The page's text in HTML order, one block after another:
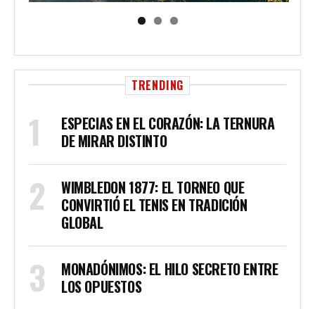
TRENDING
ESPECIAS EN EL CORAZÓN: LA TERNURA
DE MIRAR DISTINTO
WIMBLEDON 1877: EL TORNEO QUE
CONVIRTIÓ EL TENIS EN TRADICIÓN
GLOBAL
MONADÓNIMOS: EL HILO SECRETO ENTRE
LOS OPUESTOS